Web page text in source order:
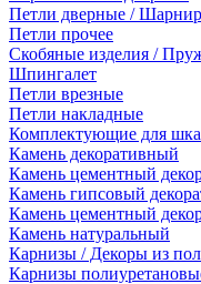
Петли дверные /
Петли прочее
Скобяные изделия /
Шпингалет
Петли врезные
Петли накладные
Комплектующие для
Камень декоративный
Камень цементный
Камень гипсовый
Камень цементный
Камень натуральный
Карнизы / Декоры из
Карнизы